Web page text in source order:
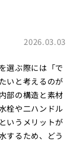
2026.03.03
選ぶ際には「で
いと考えるのが
部の構造と素材
栓や二ハンドル
いうメリットが
するため、どう